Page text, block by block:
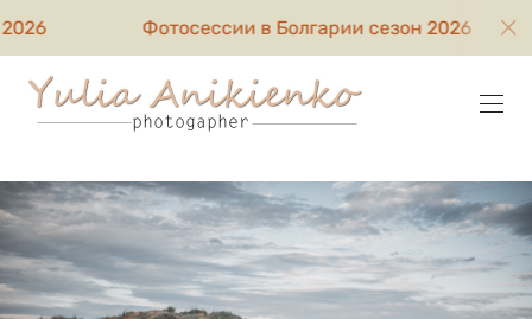
Фотосессии в Болгарии сезон 2026